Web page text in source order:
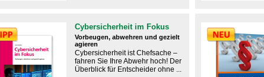
Cybersicherheit im Fokus
Vorbeugen, abwehren und gezielt
agieren
Cybersicherheit ist Chefsache –
fahren Sie Ihre Abwehr hoch! Der
Überblick für Entscheider ohne ...